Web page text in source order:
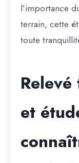
l’importance
terrain, cette
toute
et